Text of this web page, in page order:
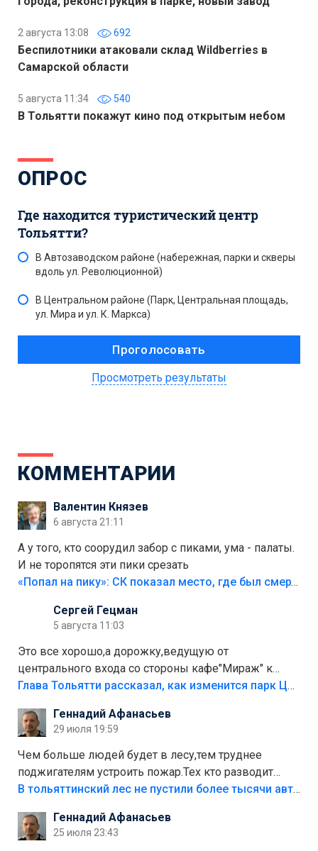
2 августа 13:08 692
Беспилотники атаковали склад Wildberries в
Самарской области
5 августа 11:34 540
В Тольятти покажут кино под открытым небом
ОПРОС
Где находится туристический центр
Тольятти?
В Автозаводском районе (набережная, парки и скверы
вдоль ул. Революционной)
В Центральном районе (Парк, Центральная площадь,
ул. Мира и ул. К. Маркса)
Просмотреть результаты
КОММЕНТАРИИ
Валентин Князев
6 августа 21:11
А у того, кто соорудил забор с пиками, ума - палаты.
И не торопятся эти пики срезать
«Попал на пику»: СК показал место, где был смертельно травмирован ребенок в Тольятти
Сергей Гецман
5 августа 11:03
Это все хорошо,а дорожку,ведущую от
центрального входа со стороны кафе"Мираж" к
аттракционам слабо доделать?А то бордюры
лежала в парке и испортилась.Да еще,видимо,часть
украли.
Глава Тольятти рассказал, как изменится парк Центрального района
Геннадий Афанасьев
29 июля 19:59
Чем больше людей будет в лесу,тем труднее
поджигателям устроить пожар.Тех кто разводит
костры,тех надо безбожно штрафовать.Камер полно
Штрафы мизерные.
В тольяттинский лес не пустили более тысячи автомобилей
Геннадий Афанасьев
25 июля 23:43